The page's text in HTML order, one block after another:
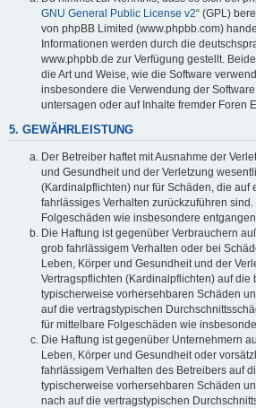
GNU General Public License v2“ (GPL)
von phpBB Limited (www.phpbb.com)
Informationen werden durch die
www.phpbb.de zur Verfügung gestellt.
die Art und Weise, wie die Software
insbesondere die Verwendung der
untersagen oder auf Inhalte fremder Foren
5. GEWÄHRLEISTUNG
Der Betreiber haftet mit Ausnahme der
und Gesundheit und der Verletzung
(Kardinalpflichten) nur für Schäden, die auf
fahrlässiges Verhalten zurückzuführen
Folgeschäden wie insbesondere
Die Haftung ist gegenüber Verbrauchern
grob fahrlässigem Verhalten oder bei
Leben, Körper und Gesundheit und der
Vertragspflichten (Kardinalpflichten) auf die
typischerweise vorhersehbaren Schäden
auf die vertragstypischen
für mittelbare Folgeschäden wie
Die Haftung ist gegenüber Unternehmern
Leben, Körper und Gesundheit oder
fahrlässigem Verhalten des Betreibers auf
typischerweise vorhersehbaren Schäden
nach auf die vertragstypischen